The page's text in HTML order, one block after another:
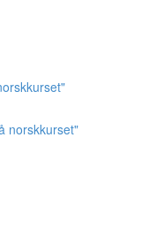
norskkurset"